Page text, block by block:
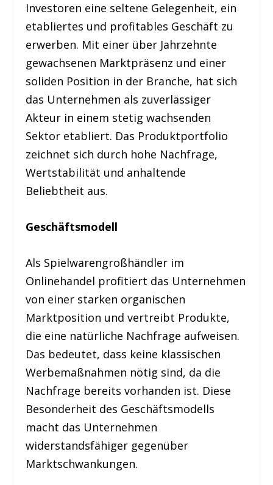
Investoren eine seltene Gelegenheit, ein
etabliertes und profitables Geschäft zu
erwerben. Mit einer über Jahrzehnte
gewachsenen Marktpräsenz und einer
soliden Position in der Branche, hat sich
das Unternehmen als zuverlässiger
Akteur in einem stetig wachsenden
Sektor etabliert. Das Produktportfolio
zeichnet sich durch hohe Nachfrage,
Wertstabilität und anhaltende
Beliebtheit aus.
Geschäftsmodell
Als Spielwarengroßhändler im
Onlinehandel profitiert das Unternehmen
von einer starken organischen
Marktposition und vertreibt Produkte,
die eine natürliche Nachfrage aufweisen.
Das bedeutet, dass keine klassischen
Werbemaßnahmen nötig sind, da die
Nachfrage bereits vorhanden ist. Diese
Besonderheit des Geschäftsmodells
macht das Unternehmen
widerstandsfähiger gegenüber
Marktschwankungen.